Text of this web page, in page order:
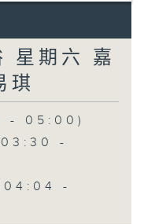
星期六 嘉
琪
- 05:00)
03:30 -
04:04 -